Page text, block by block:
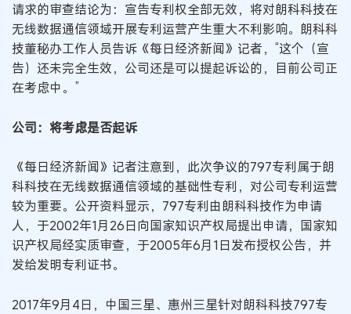
请求的审查结论为：宣告专利权全部无效，将对朗科科技在
无线数据通信领域开展专利运营产生重大不利影响。朗科科
技董秘办工作人员告诉《每日经济新闻》记者，“这个（宣
告）还未完全生效，公司还是可以提起诉讼的，目前公司正
在考虑中。”
公司：将考虑是否起诉
《每日经济新闻》记者注意到，此次争议的797专利属于朗
科科技在无线数据通信领域的基础性专利，对公司专利运营
较为重要。公开资料显示，797专利由朗科科技作为申请
人，于2002年1月26日向国家知识产权局提出申请，国家知
识产权局经实质审查，于2005年6月1日发布授权公告，并
发给发明专利证书。
2017年9月4日，中国三星、惠州三星针对朗科科技797专